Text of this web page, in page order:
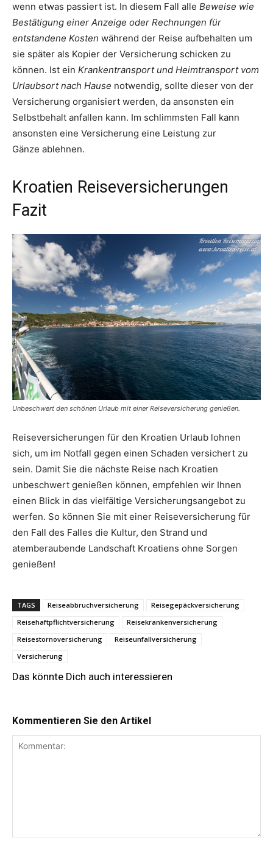
wenn etwas passiert ist. In diesem Fall alle Beweise wie
Bestätigung einer Anzeige oder Rechnungen für
entstandene Kosten während der Reise aufbehalten um
sie später als Kopier der Versicherung schicken zu
können. Ist ein Krankentransport und Heimtransport vom
Urlaubsort nach Hause notwendig, sollte dieser von der
Versicherung organisiert werden, da ansonsten ein
Selbstbehalt anfallen kann. Im schlimmsten Fall kann
ansonsten eine Versicherung eine Leistung zur
Gänze ablehnen.
Kroatien Reiseversicherungen
Fazit
Unbeschwert den schönen Urlaub mit einer Reiseversicherung genießen.
Reiseversicherungen für den Kroatien Urlaub lohnen
sich, um im Notfall gegen einen Schaden versichert zu
sein. Damit Sie die nächste Reise nach Kroatien
unbeschwert genießen können, empfehlen wir Ihnen
einen Blick in das vielfältige Versicherungsangebot zu
werfen. So können Sie mit einer Reiseversicherung für
den Fall des Falles die Kultur, den Strand und
atemberaubende Landschaft Kroatiens ohne Sorgen
genießen!
TAGS Reiseabbruchversicherung
Reisegepäckversicherung
Reisehaftpflichtversicherung
Reisekrankenversicherung
Reisestornoversicherung
Reiseunfallversicherung
Versicherung
Das könnte Dich auch interessieren
Kommentieren Sie den Artikel